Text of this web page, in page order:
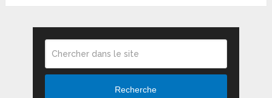
Recherche